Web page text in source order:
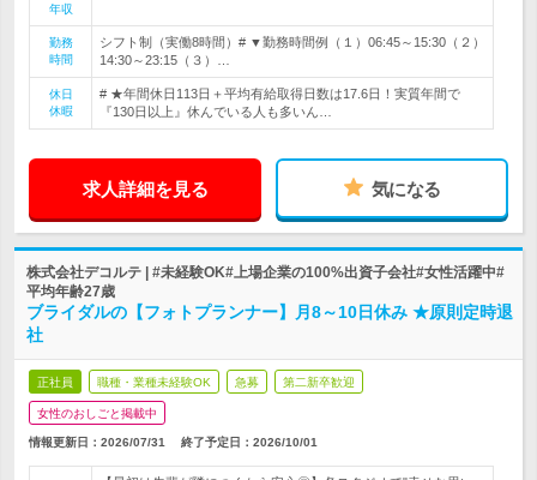
年収
勤務
時間
シフト制（実働8時間）# ▼勤務時間例（１）06:45～15:30（２）
14:30～23:15（３）…
休日
休暇
# ★年間休日113日＋平均有給取得日数は17.6日！実質年間で
『130日以上』休んでいる人も多いん…
求人詳細を見る 気になる
株式会社デコルテ | #未経験OK#上場企業の100%出資子会社#女性活躍中#
平均年齢27歳
ブライダルの【フォトプランナー】月8～10日休み ★原則定時退
社
正社員 職種・業種未経験OK 急募 第二新卒歓迎
女性のおしごと掲載中
情報更新日：2026/07/31 終了予定日： 2026/10/01